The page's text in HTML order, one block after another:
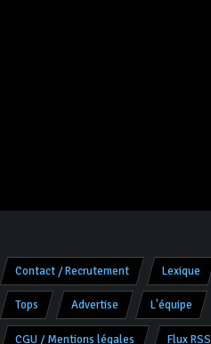
Contact / Recrutement Lexique
Tops Advertise L'équipe
CGU / Mentions légales Flux RSS